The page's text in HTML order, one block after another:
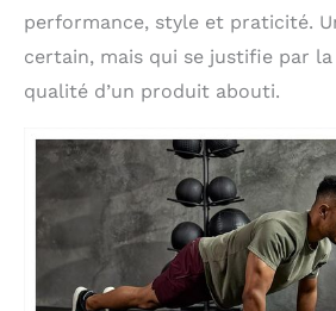
performance, style et praticité.
certain, mais qui se justifie par
qualité d’un produit abouti.